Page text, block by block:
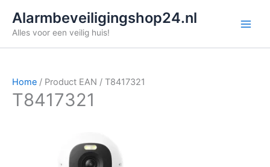
naar
inhoud
Alarmbeveiligingshop24.nl
Alles voor een veilig huis!
Home / Product EAN / T8417321
T8417321